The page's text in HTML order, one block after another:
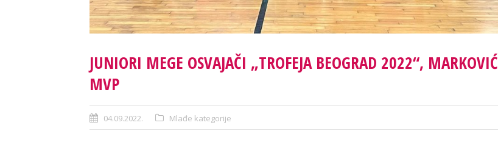
JUNIORI MEGE OSVAJAČI „TROFEJA BEOGRAD 2022“, MARKOVIĆ
MVP
04.09.2022. Mlađe kategorije